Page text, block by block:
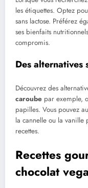
les étiquettes. Optez
sans lactose. Préférez
ses bienfaits
compromis.
Des alternatives
Découvrez des
caroube par exemple,
papilles. Vous pouvez
la cannelle ou la vanille
recettes.
Recettes
chocolat